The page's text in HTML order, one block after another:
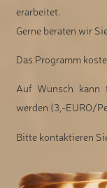
erarbeitet.
Gerne beraten wir
Das Programm
Auf Wunsch kann
werden (3,-EURO/
Bitte kontaktieren